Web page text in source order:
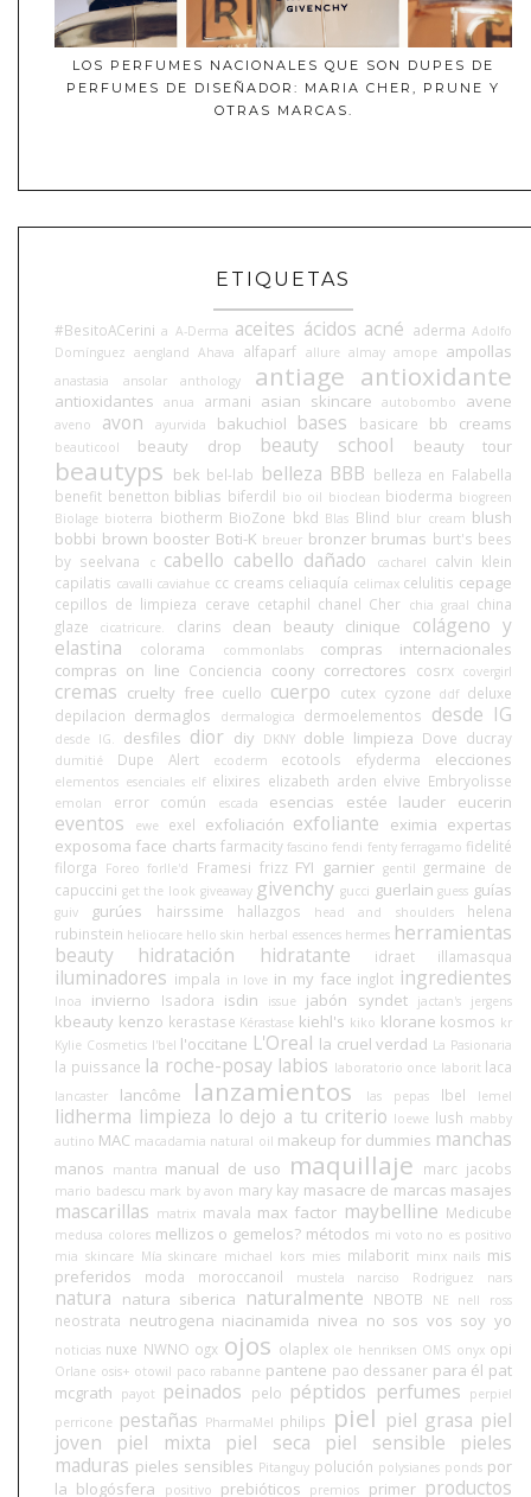
LOS PERFUMES NACIONALES QUE SON DUPES DE
PERFUMES DE DISEÑADOR: MARIA CHER, PRUNE Y
OTRAS MARCAS.
ETIQUETAS
#BesitoACerini a A-Derma aceites ácidos acné aderma Adolfo
Domínguez aengland Ahava alfaparf allure almay amope ampollas
anastasia ansolar anthology antiage antioxidante
antioxidantes anua armani asian skincare autobombo avene
aveno avon ayurvida bakuchiol bases basicare bb creams
beauticool beauty drop beauty school beauty tour
beautyps bek bel-lab belleza BBB belleza en Falabella
benefit benetton biblias biferdil bio oil bioclean bioderma biogreen
Biolage bioterra biotherm BioZone bkd Blas Blind blur cream blush
bobbi brown booster Boti-K breuer bronzer brumas burt's bees
by seelvana
c cabello cabello dañado cacharel
calvin klein
capilatis cavalli caviahue cc creams celiaquía celimax celulitis cepage
cepillos de limpieza cerave cetaphil chanel Cher chia graal china
glaze
cicatricure. clarins clean beauty clinique
colágeno y
elastina
colorama commonlabs
compras internacionales
compras on line Conciencia coony correctores cosrx covergirl
cremas cruelty free cuello cuerpo cutex cyzone ddf deluxe
depilacion dermaglos dermalogica dermoelementos desde IG
desde IG. desfiles dior diy DKNY doble limpieza Dove ducray
dumitié Dupe Alert ecoderm ecotools efyderma elecciones
elementos esenciales elf elixires elizabeth arden elvive Embryolisse
emolan error común escada esencias estée lauder eucerin
eventos ewe exel exfoliación exfoliante eximia expertas
exposoma face charts farmacity fascino fendi fenty ferragamo fidelité
filorga
Foreo forlle'd Framesi frizz FYI garnier gentil germaine de
capuccini get the look giveaway givenchy gucci guerlain guess guías
guiv gurúes hairssime hallazgos head and shoulders
helena
rubinstein heliocare hello skin herbal essences hermes herramientas
beauty
hidratación hidratante idraet illamasqua
iluminadores impala in love in my face inglot ingredientes
Inoa invierno Isadora isdin issue jabón syndet jactan's jergens
kbeauty kenzo kerastase Kérastase kiehl's kiko klorane kosmos kr
Kylie Cosmetics l'bel l'occitane L'Oreal la cruel verdad La Pasionaria
la puissance la roche-posay labios laboratorio once laborit laca
lancaster lancôme lanzamientos las pepas lbel lemel
lidherma limpieza lo dejo a tu criterio loewe lush mabby
autino MAC macadamia natural oil makeup for dummies manchas
manos mantra manual de uso maquillaje marc jacobs
mario badescu mark by avon mary kay masacre de marcas masajes
mascarillas matrix mavala max factor maybelline Medicube
medusa colores mellizos o gemelos? métodos mi voto no es positivo
mia skincare Mía skincare michael kors mies milaborit minx nails mis
preferidos
moda moroccanoil mustela narciso Rodriguez nars
natura natura siberica naturalmente NBOTB NE nell ross
neostrata neutrogena niacinamida nivea no sos vos soy yo
noticias nuxe NWNO ogx ojos olaplex ole henriksen OMS onyx opi
Orlane osis+ otowil paco rabanne pantene pao dessaner para él pat
mcgrath
payot peinados pelo péptidos perfumes
perpiel
perricone pestañas PharmaMel philips piel piel grasa piel
joven
piel mixta piel seca piel sensible
pieles
maduras pieles sensibles Pitanguy polución polysianes ponds por
la blogósfera
positivo prebióticos premios primer productos